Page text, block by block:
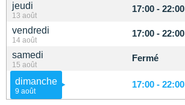
jeudi
13 août
17:00 - 22:00
vendredi
14 août
17:00 - 22:00
samedi
15 août
Fermé
dimanche
9 août
17:00 - 22:00